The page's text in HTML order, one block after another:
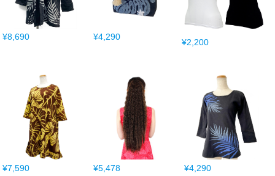
¥8,690 ¥4,290
¥2,200
¥7,590 ¥5,478 ¥4,290